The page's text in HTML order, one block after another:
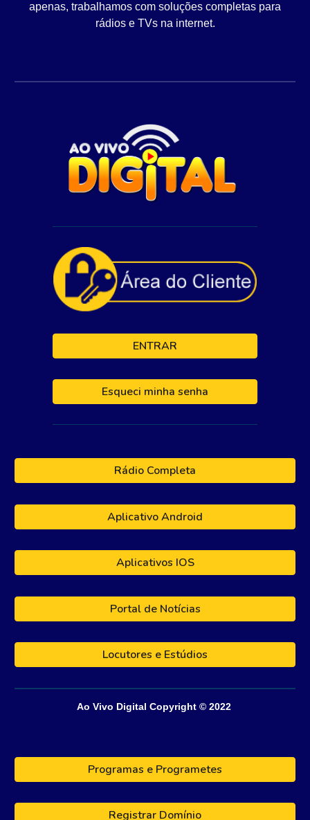
apenas, trabalhamos com soluções completas para
rádios e TVs na internet.
ENTRAR
Esqueci minha senha
Rádio Completa
Aplicativo Android
Aplicativos IOS
Portal de Notícias
Locutores e Estúdios
Ao Vivo Digital Copyright © 2022
Programas e Programetes
Registrar Domínio